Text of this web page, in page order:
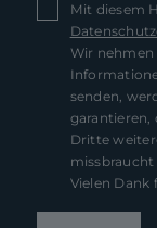
Mit diesem
Wir
senden,
garantieren,
Dritte
missbraucht
Vielen Dank